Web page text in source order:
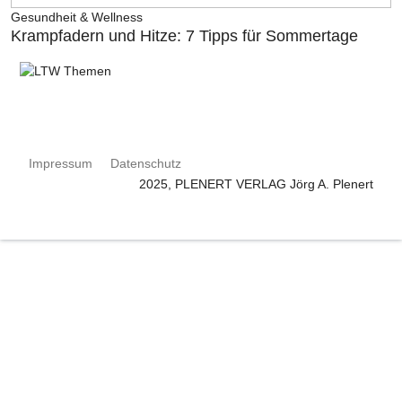
Gesundheit & Wellness
Krampfadern und Hitze: 7 Tipps für Sommertage
Impressum
Datenschutz
2025, PLENERT VERLAG Jörg A. Plenert